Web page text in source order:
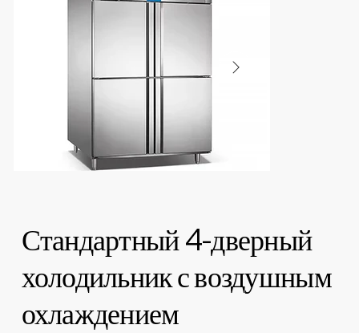
Стандартный 4-дверный
холодильник с воздушным
охлаждением